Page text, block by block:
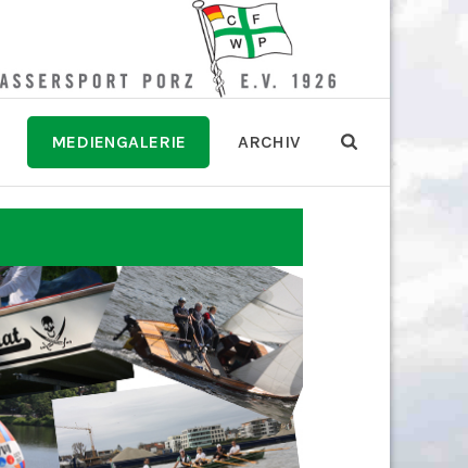
MEDIENGALERIE ARCHIV